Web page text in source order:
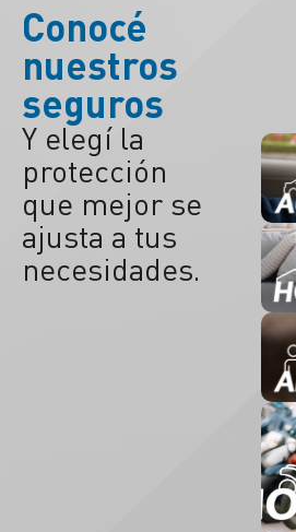
Conocé
nuestros
seguros
Y elegí la
protección
que mejor se
ajusta a tus
necesidades.